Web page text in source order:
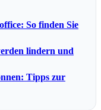
So finden Sie
lindern und
Tipps zur